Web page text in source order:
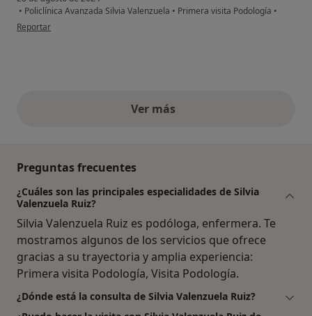
• Policlínica Avanzada Silvia Valenzuela • Primera visita Podología •
en opinión del usuario F.M.G.A
Reportar
Ver másopiniones anteriores
Preguntas frecuentes
¿Cuáles son las principales especialidades de Silvia
Valenzuela Ruiz?
Silvia Valenzuela Ruiz es podóloga, enfermera. Te
mostramos algunos de los servicios que ofrece
gracias a su trayectoria y amplia experiencia:
Primera visita Podología, Visita Podología.
¿Dónde está la consulta de Silvia Valenzuela Ruiz?